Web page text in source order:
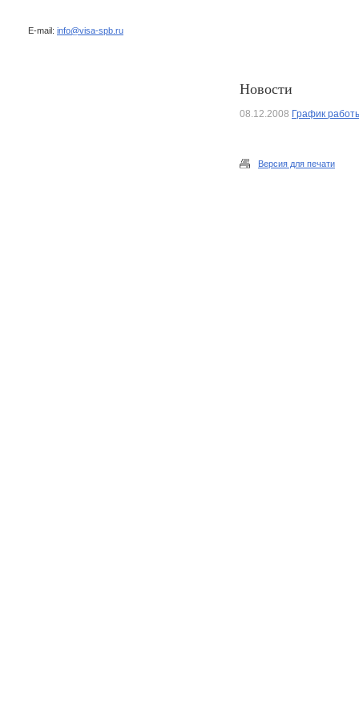
E-mail: info@visa-spb.ru
Новости
08.12.2008 График
Версия для печати